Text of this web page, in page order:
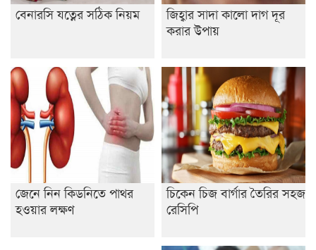
বেনারসি যত্নের সঠিক নিয়ম
জিহ্বার সাদা কালো দাগ দূর
করার উপায়
জেনে নিন কিডনিতে পাথর
হওয়ার লক্ষণ
চিকেন চিজ বার্গার তৈরির সহজ
রেসিপি